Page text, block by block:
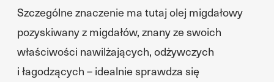
Szczególne znaczenie ma tutaj olej migdałowy
pozyskiwany z migdałów, znany ze swoich
właściwości nawilżających, odżywczych
i łagodzących – idealnie sprawdza się